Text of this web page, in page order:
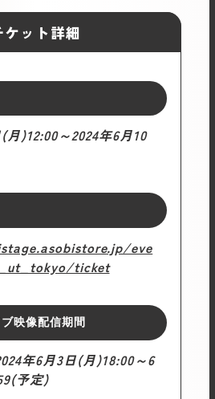
ケット詳細
月)12:00～2024年6月10
eve
ticket
映像配信期間
年6月3日(月)18:00～6
予定)